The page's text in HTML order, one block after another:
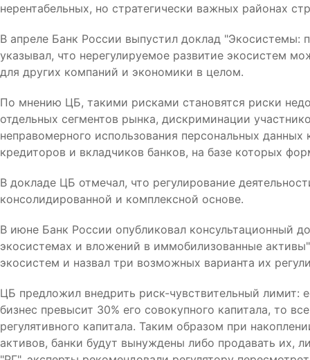
нерентабельных, но стратегически важных районах
В апреле Банк России выпустил доклад "Экосистемы:
указывал, что нерегулируемое развитие экосистем
для других компаний и экономики в целом.
По мнению ЦБ, такими рисками становятся риски
отдельных сегментов рынка, дискриминации
неправомерного использования персональных
кредиторов и вкладчиков банков, на базе которых
В докладе ЦБ отмечал, что регулирование
консолидированной и комплексной основе.
В июне Банк России опубликовал консультационный
экосистемах и вложений в иммобилизованные
экосистем и назвал три возможных варианта их
ЦБ предложил внедрить риск-чувствительный лимит:
бизнес превысит 30% его совокупного капитала, то
регулятивного капитала. Таким образом при
активов, банки будут вынуждены либо продавать их,